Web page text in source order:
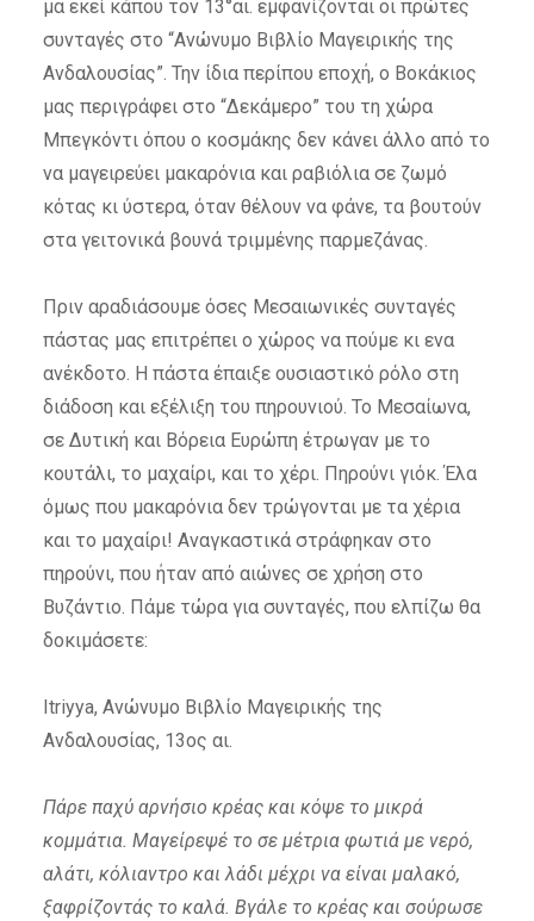
μα εκεί κάπου τον 13°αι. εμφανίζονται οι πρώτες
συνταγές στο “Ανώνυμο Βιβλίο Μαγειρικής της
Ανδαλουσίας”. Την ίδια περίπου εποχή, ο Βοκάκιος
μας περιγράφει στο “Δεκάμερο” του τη χώρα
Μπεγκόντι όπου ο κοσμάκης δεν κάνει άλλο από το
να μαγειρεύει μακαρόνια και ραβιόλια σε ζωμό
κότας κι ύστερα, όταν θέλουν να φάνε, τα βουτούν
στα γειτονικά βουνά τριμμένης παρμεζάνας.
Πριν αραδιάσουμε όσες Μεσαιωνικές συνταγές
πάστας μας επιτρέπει ο χώρος να πούμε κι ενα
ανέκδοτο. Η πάστα έπαιξε ουσιαστικό ρόλο στη
διάδοση και εξέλιξη του πηρουνιού. Το Μεσαίωνα,
σε Δυτική και Βόρεια Ευρώπη έτρωγαν με το
κουτάλι, το μαχαίρι, και το χέρι. Πηρούνι γιόκ. Έλα
όμως που μακαρόνια δεν τρώγονται με τα χέρια
και το μαχαίρι! Αναγκαστικά στράφηκαν στο
πηρούνι, που ήταν από αιώνες σε χρήση στο
Βυζάντιο. Πάμε τώρα για συνταγές, που ελπίζω θα
δοκιμάσετε:
Itriyya, Ανώνυμο Βιβλίο Μαγειρικής της
Ανδαλουσίας, 13ος αι.
Πάρε παχύ αρνήσιο κρέας και κόψε το μικρά
κομμάτια. Μαγείρεψέ το σε μέτρια φωτιά με νερό,
αλάτι, κόλιαντρο και λάδι μέχρι να είναι μαλακό,
ξαφρίζοντάς το καλά. Βγάλε το κρέας και σούρωσε